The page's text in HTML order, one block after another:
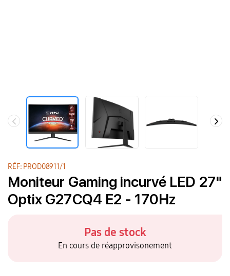
RÉF: PROD08911/1
Moniteur Gaming incurvé LED 27"
Optix G27CQ4 E2 - 170Hz
Pas de stock
En cours de réapprovisonement